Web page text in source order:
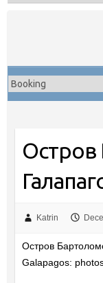
Остров
Katrin
Остров
Galapagos: